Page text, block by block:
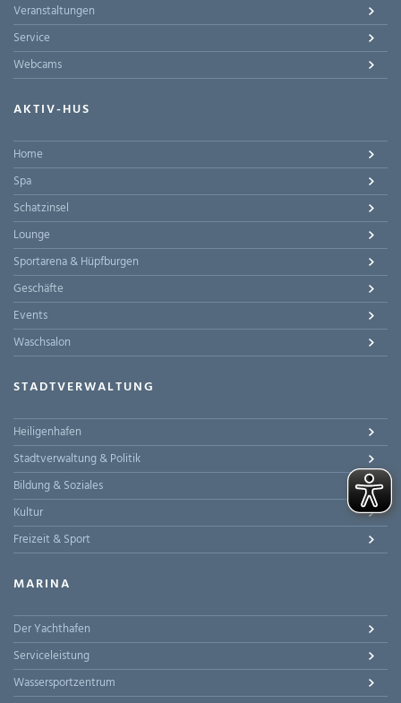
Veranstaltungen
Service
Webcams
AKTIV-HUS
Home
Spa
Schatzinsel
Lounge
Sportarena & Hüpfburgen
Geschäfte
Events
Waschsalon
STADTVERWALTUNG
Heiligenhafen
Stadtverwaltung & Politik
Bildung & Soziales
Kultur
Freizeit & Sport
MARINA
Der Yachthafen
Serviceleistung
Wassersportzentrum